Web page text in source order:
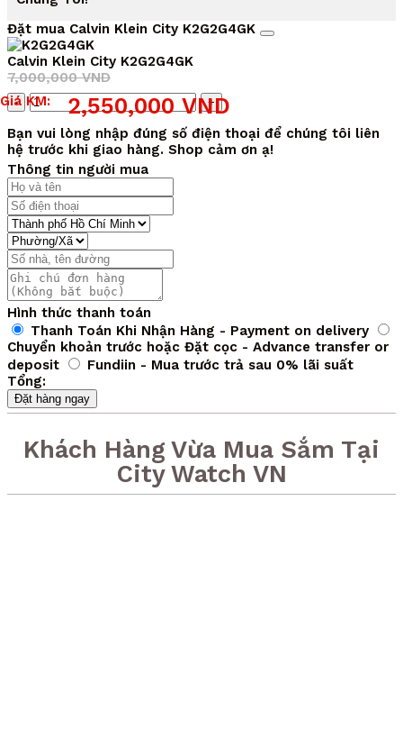
Đặt mua Calvin Klein City K2G2G4GK
Calvin Klein City K2G2G4GK
7,000,000VND
Giá
gốc
là:
7,000,000 VND.
2,550,000VND
Giá
hiện
tại
là:
2,550,000 VND.
Giá KM:
Số
lượng
Bạn vui lòng nhập đúng số điện thoại để chúng tôi liên
hệ trước khi giao hàng. Shop cảm ơn ạ!
Thông tin người mua
Hình thức thanh toán
Thanh Toán Khi Nhận Hàng - Payment on delivery
Chuyển khoản trước hoặc Đặt cọc - Advance transfer or
deposit
Fundiin - Mua trước trả sau 0% lãi suất
Tổng:
Đặt hàng ngay
Khách Hàng Vừa Mua Sắm Tại
City Watch VN